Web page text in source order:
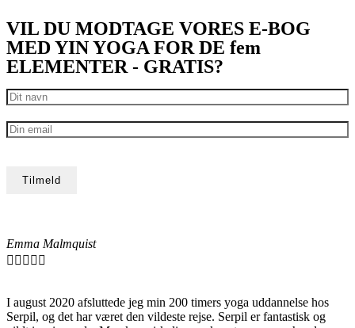
VIL DU MODTAGE VORES E-BOG
MED YIN YOGA FOR DE fem
ELEMENTER - GRATIS?
Emma Malmquist
    
I august 2020 afsluttede jeg min 200 timers yoga uddannelse hos
Serpil, og det har været den vildeste rejse. Serpil er fantastisk og